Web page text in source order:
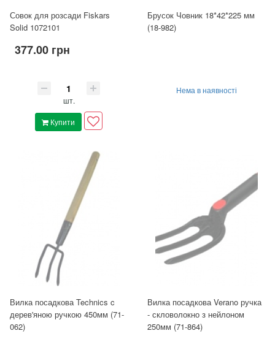
Совок для розсади Fiskars
Solid 1072101
377.00 грн
шт.
Купити
Брусок Човник 18*42*225 мм
(18-982)
Нема в наявності
Вилка посадкова Technics c
дерев'яною ручкою 450мм (71-
062)
Вилка посадкова Verano ручка
- скловолокно з нейлоном
250мм (71-864)